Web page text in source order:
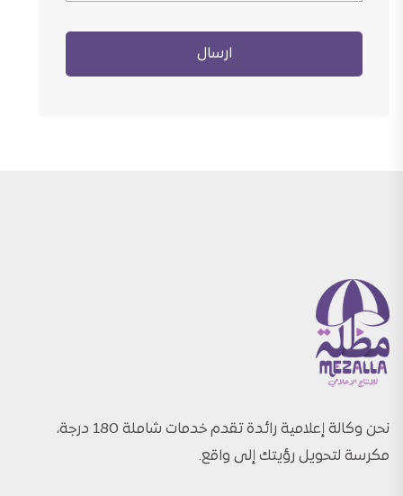
نحن وكالة إعلامية رائدة تقدم خدمات شاملة 180 درجة،
مكرسة لتحويل رؤيتك إلى واقع.